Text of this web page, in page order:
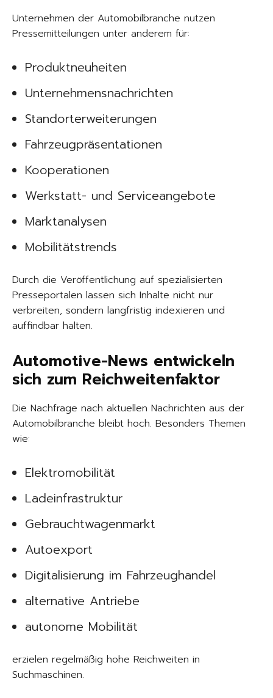
Unternehmen der Automobilbranche nutzen
Pressemitteilungen unter anderem für:
Produktneuheiten
Unternehmensnachrichten
Standorterweiterungen
Fahrzeugpräsentationen
Kooperationen
Werkstatt- und Serviceangebote
Marktanalysen
Mobilitätstrends
Durch die Veröffentlichung auf spezialisierten
Presseportalen lassen sich Inhalte nicht nur
verbreiten, sondern langfristig indexieren und
auffindbar halten.
Automotive-News entwickeln
sich zum Reichweitenfaktor
Die Nachfrage nach aktuellen Nachrichten aus der
Automobilbranche bleibt hoch. Besonders Themen
wie:
Elektromobilität
Ladeinfrastruktur
Gebrauchtwagenmarkt
Autoexport
Digitalisierung im Fahrzeughandel
alternative Antriebe
autonome Mobilität
erzielen regelmäßig hohe Reichweiten in
Suchmaschinen.